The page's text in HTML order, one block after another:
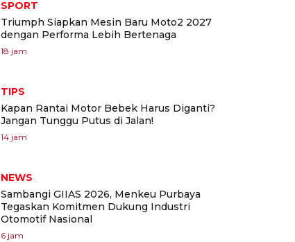
SPORT
Triumph Siapkan Mesin Baru Moto2 2027
dengan Performa Lebih Bertenaga
18 jam
TIPS
Kapan Rantai Motor Bebek Harus Diganti?
Jangan Tunggu Putus di Jalan!
14 jam
NEWS
Sambangi GIIAS 2026, Menkeu Purbaya
Tegaskan Komitmen Dukung Industri
Otomotif Nasional
6 jam